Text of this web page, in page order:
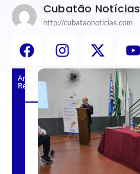
Cubatão Notícias
http://cubataonoticias.com
Artigos
Relacionados